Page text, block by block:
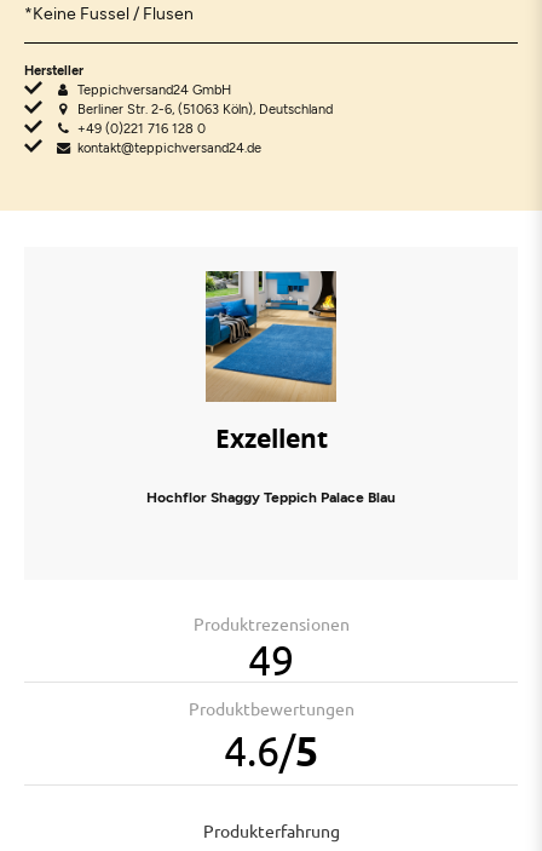
*Keine Fussel / Flusen
Hersteller
Teppichversand24 GmbH
Berliner Str. 2-6, (51063 Köln), Deutschland
+49 (0)221 716 128 0
kontakt@teppichversand24.de
Exzellent
Hochflor Shaggy Teppich Palace Blau
Produktrezensionen
49
Produktbewertungen
4.6/5
Produkterfahrung